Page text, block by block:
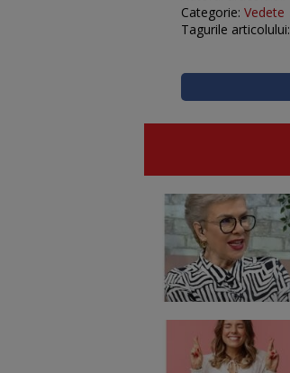
Categorie: Vedete
Tagurile articolului: